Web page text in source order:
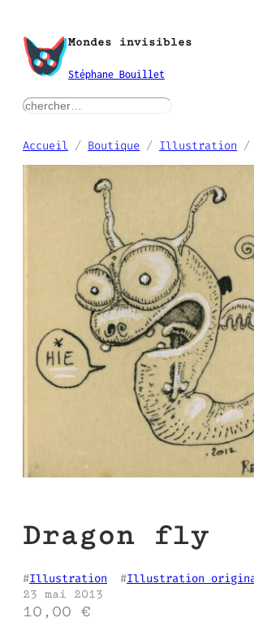
contenu
Mondes invisibles
Stéphane Bouillet
rechercher
Accueil / Boutique / Illustration /
Dragon fly
#Illustration
  #
Illustration
23 mai 2013
10,00 €